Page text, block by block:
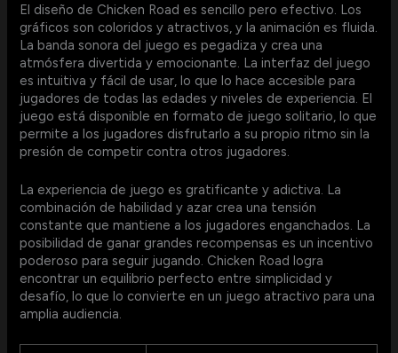
El diseño de Chicken Road es sencillo pero efectivo. Los
gráficos son coloridos y atractivos, y la animación es fluida.
La banda sonora del juego es pegadiza y crea una
atmósfera divertida y emocionante. La interfaz del juego
es intuitiva y fácil de usar, lo que lo hace accesible para
jugadores de todas las edades y niveles de experiencia. El
juego está disponible en formato de juego solitario, lo que
permite a los jugadores disfrutarlo a su propio ritmo sin la
presión de competir contra otros jugadores.
La experiencia de juego es gratificante y adictiva. La
combinación de habilidad y azar crea una tensión
constante que mantiene a los jugadores enganchados. La
posibilidad de ganar grandes recompensas es un incentivo
poderoso para seguir jugando. Chicken Road logra
encontrar un equilibrio perfecto entre simplicidad y
desafío, lo que lo convierte en un juego atractivo para una
amplia audiencia.